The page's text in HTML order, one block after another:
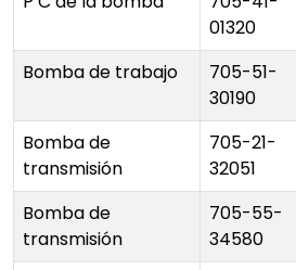
01320
Bomba de trabajo
705-51-
30190
Bomba de
transmisión
705-21-
32051
Bomba de
transmisión
705-55-
34580